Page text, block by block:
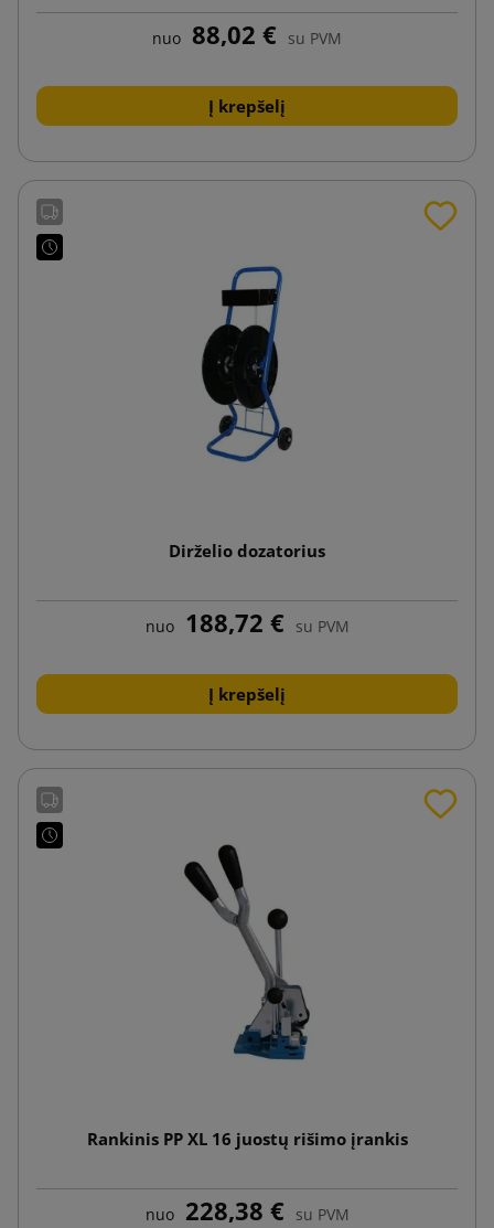
nuo 88,02 € su PVM
Į krepšelį
Dirželio dozatorius
nuo 188,72 € su PVM
Į krepšelį
Rankinis PP XL 16 juostų rišimo įrankis
nuo 228,38 € su PVM